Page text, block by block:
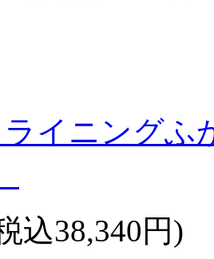
イニングふ
込38,340円)